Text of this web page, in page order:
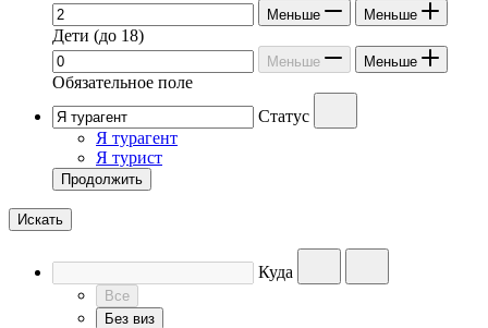
Меньше Меньше
Дети (до 18)
Меньше Меньше
Обязательное поле
Статус
Я турагент
Я турист
Продолжить
Искать
Куда
Все
Без виз